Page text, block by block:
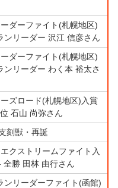
ダーファイト(札幌地区)
ンリーダー 沢江 信彦さん
ダーファイト(札幌地区)
ンリーダー わく本 裕太さ
ズロード(札幌地区)入賞
石山 尚弥さん
刻獣・再誕
クストリームファイト入
全勝 田林 由行さん
ンリーダーファイト(函館)